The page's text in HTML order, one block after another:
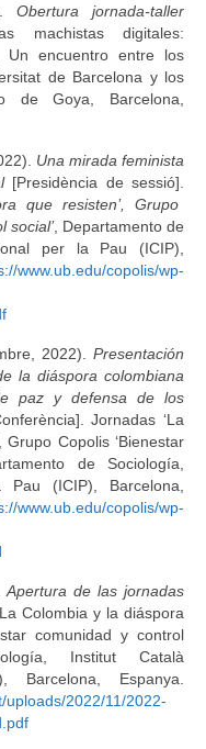
Obertura jornada-taller
machistas digitales:
Un encuentro entre los
de Barcelona y los
de Goya, Barcelona,
Una mirada feminista
[Presidència de sessió].
que resisten’, Grupo
social’, Departamento de
per la Pau (ICIP),
www.ub.edu/copolis/wp-
2022). Presentación
la diáspora colombiana
paz y defensa de los
Jornadas ‘La
Copolis ‘Bienestar
de Sociología,
(ICIP), Barcelona,
www.ub.edu/copolis/wp-
Apertura de las jornadas
Colombia y la diáspora
comunidad y control
Institut Català
Espanya.
uploads/2022/11/2022-